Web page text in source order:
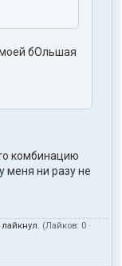
моей бОльшая
комбинацию
меня ни разу не
(Лайков: 0 ·